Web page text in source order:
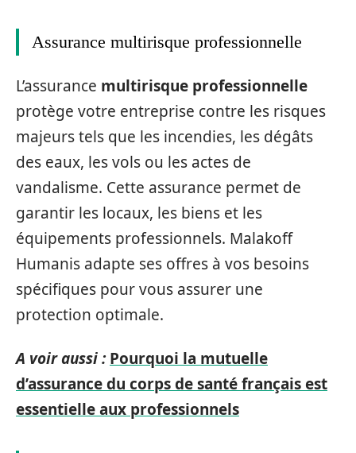
Assurance multirisque professionnelle
L’assurance multirisque professionnelle
protège votre entreprise contre les risques
majeurs tels que les incendies, les dégâts
des eaux, les vols ou les actes de
vandalisme. Cette assurance permet de
garantir les locaux, les biens et les
équipements professionnels. Malakoff
Humanis adapte ses offres à vos besoins
spécifiques pour vous assurer une
protection optimale.
A voir aussi : Pourquoi la mutuelle
d’assurance du corps de santé français est
essentielle aux professionnels